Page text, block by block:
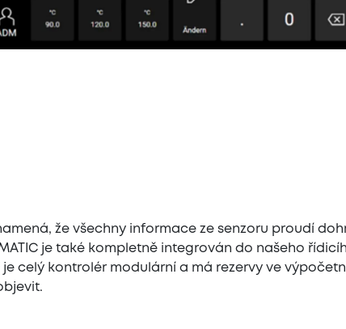
že všechny informace ze senzoru proudí
je také kompletně integrován do našeho
celý kontrolér modulární a má rezervy ve